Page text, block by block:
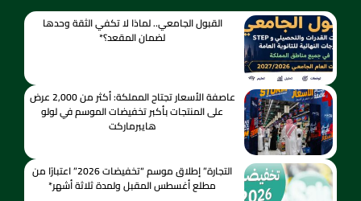
القبول الجامعي.. لماذا لا تكفي الثقة وحدها
لضمان المقعد؟*
عاصفة الأسعار تجتاح المملكة: أكثر من 2,000 عرض
على المنتجات بأكبر تخفيضات الموسم في لولو
هايبرماركت
التجارة” إطلاق موسم “تخفيضات 2026” اعتبارًا من
مطلع أغسطس المقبل ولمدة ثلاثة أشهر*